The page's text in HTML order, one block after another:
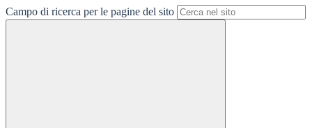
Campo di ricerca per le pagine del sito